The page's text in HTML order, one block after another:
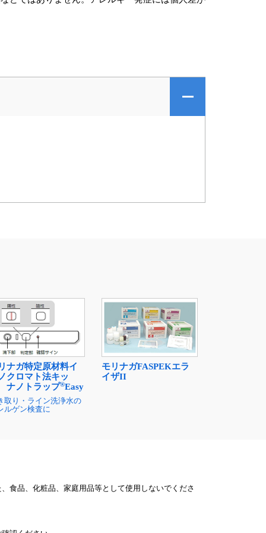
ナガ特定原材料イ
クロマト法キッ
ナノトラップ®Easy
取り・ライン洗浄水の
ルゲン検査に
モリナガFASPEKエラ
イザII
食品、化粧品、家庭用品等として使用しないでくださ